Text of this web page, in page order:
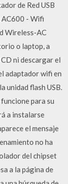
de Red USB
AC600 - Wifi
Wireless-AC
o laptop, a
ni descargar el
adaptador wifi en
unidad flash USB.
para su
a instalarse
el mensaje
no ha
del chipset
a la página de